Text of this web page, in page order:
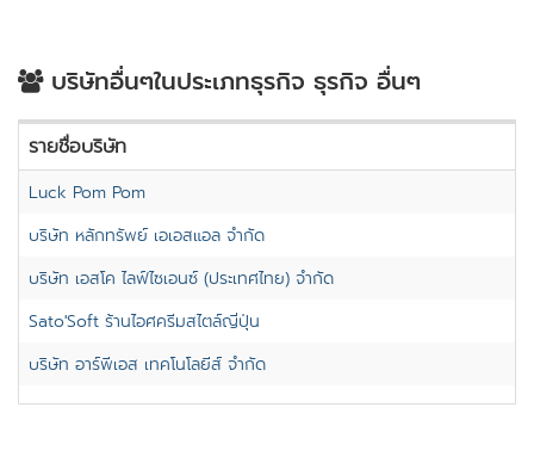
บริษัทอื่นๆในประเภทธุรกิจ ธุรกิจ อื่นๆ
รายชื่อบริษัท
Luck Pom Pom
บริษัท หลักทรัพย์ เอเอสแอล จำกัด
บริษัท เอสโค ไลฟ์ไซเอนซ์ (ประเทศไทย) จำกัด
Sato'Soft ร้านไอศครีมสไตล์ญี่ปุ่น
บริษัท อาร์พีเอส เทคโนโลยีส์ จำกัด